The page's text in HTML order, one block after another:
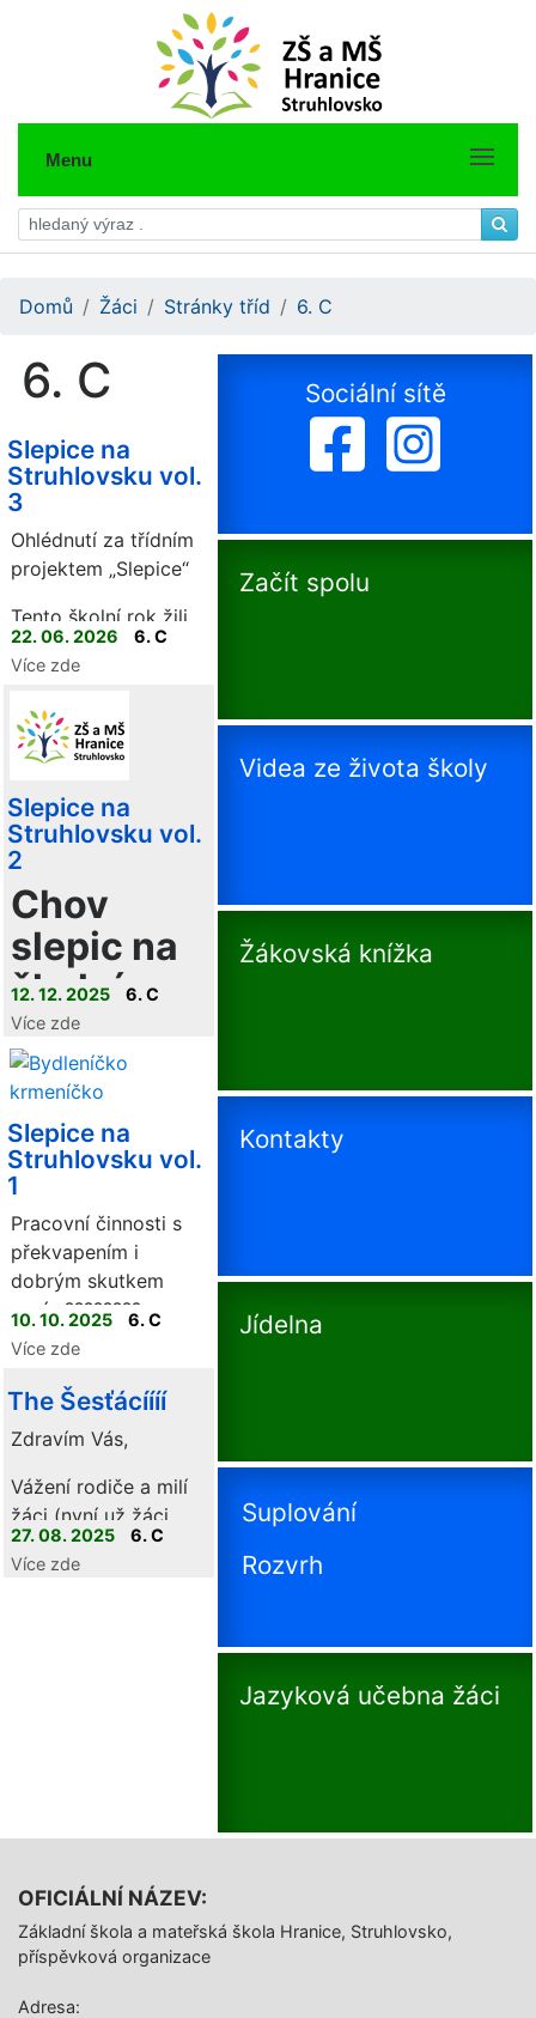
Menu
Domů Žáci Stránky tříd 6. C
6. C
Slepice na
Struhlovsku vol.
3
Ohlédnutí za třídním
projektem „Slepice“
Tento školní rok žili
šesťáci unikátním
projektem, který
pořádnou dávkou
praxe a
začalo psaním a
formátováním textů
o chovu v
informatice, ale
netrvalo dlouho a
teorii vystřídala
realita.
22. 06. 2026
6. C
Více zde
Slepice na
Struhlovsku vol.
2
Chov
slepic na
školním
pozemku
– naše
podzimní
zkušenost
Od 1. října do 21.
listopadu jsme měli
na školním pozemku
nevšední, ale velmi
příjemné obyvatele –
slepice, o které jsme
Tento malý projekt
nám umožnil
každodenní péče o
hospodářská zvířata
a vyzkoušet si, co
všechno chov obnáší.
12. 12. 2025
6. C
Více zde
Slepice na
Struhlovsku vol.
1
Pracovní činnosti s
překvapením i
dobrým skutkem
navíc ????????
10. 10. 2025
6. C
Více zde
The Šesťácíííí
Zdravím Vás,
Vážení rodiče a milí
žáci (nyní už žáci
třídy 6.C)
27. 08. 2025
6. C
Více zde
Sociální sítě
Začít spolu
Videa ze života školy
Žákovská knížka
Kontakty
Jídelna
Suplování
Rozvrh
Jazyková učebna žáci
OFICIÁLNÍ NÁZEV:
Základní škola a mateřská škola Hranice, Struhlovsko,
příspěvková organizace
Adresa: